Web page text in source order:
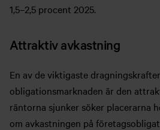
1,5–2,5 procent 2025.
Attraktiv avkastning
En av de viktigaste
obligationsmarknaden är den
räntorna sjunker söker placerarna
om avkastningen på